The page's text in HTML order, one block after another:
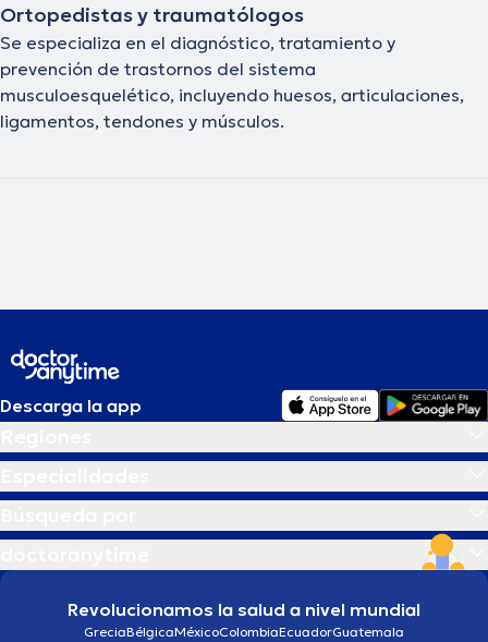
Ortopedistas y traumatólogos
Se especializa en el diagnóstico, tratamiento y
prevención de trastornos del sistema
musculoesquelético, incluyendo huesos, articulaciones,
ligamentos, tendones y músculos.
Descarga la app
Revolucionamos la salud a nivel mundial
GreciaBélgicaMéxicoColombiaEcuadorGuatemala